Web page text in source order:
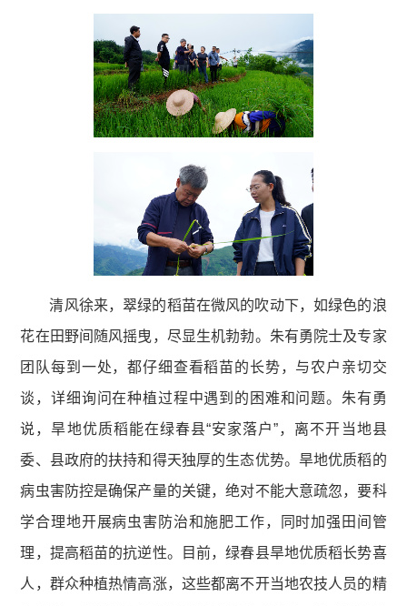
清风徐来，翠绿的稻苗在微风的吹动下，如绿色的浪
花在田野间随风摇曳，尽显生机勃勃。朱有勇院士及专家
团队每到一处，都仔细查看稻苗的长势，与农户亲切交
谈，详细询问在种植过程中遇到的困难和问题。朱有勇
说，旱地优质稻能在绿春县“安家落户”，离不开当地县
委、县政府的扶持和得天独厚的生态优势。旱地优质稻的
病虫害防控是确保产量的关键，绝对不能大意疏忽，要科
学合理地开展病虫害防治和施肥工作，同时加强田间管
理，提高稻苗的抗逆性。目前，绿春县旱地优质稻长势喜
人，群众种植热情高涨，这些都离不开当地农技人员的精